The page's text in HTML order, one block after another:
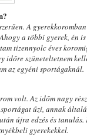
A
a többi gyerek, én is
tizennyolc éves
szüneteltetnem
az egyéni sportágaknál.
volt. Az időm nagy
űzi, annak
újra edzés és
gyerekekkel.